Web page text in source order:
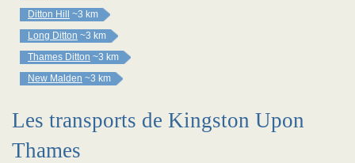
Ditton Hill
~3 km
Long Ditton ~3 km
Thames Ditton ~3 km
New Malden ~3 km
Les transports de Kingston Upon
Thames